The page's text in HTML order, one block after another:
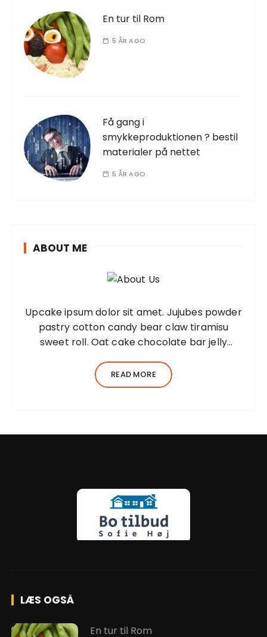
En tur til Rom
5 ÅR AGO
Få gang i
smykkeproduktionen ? bestil
materialer på nettet
5 ÅR AGO
ABOUT ME
Upcake ipsum dolor sit amet. Jujubes powder
pastry cotton candy bear claw tiramisu
sweet roll. Oat cake chocolate bar jelly
adipiscing elit, sed do eiusmod tempor
incididunt ut…
READ MORE
LÆS OGSÅ
En tur til Rom